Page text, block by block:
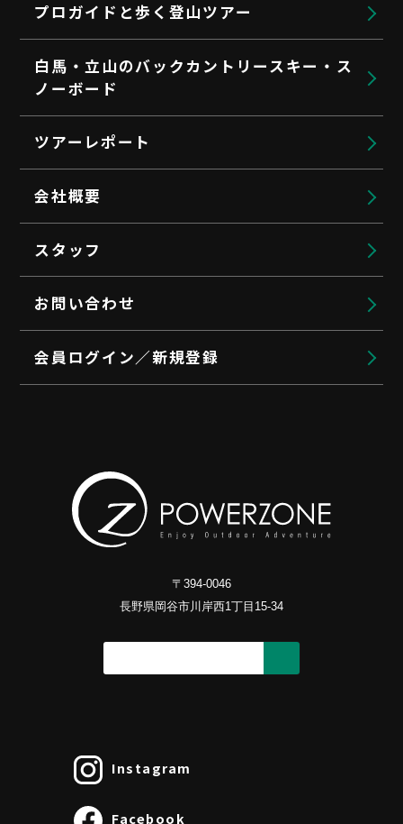
プロガイドと歩く登山ツアー
白馬・立山のバックカントリースキー・ス
ノーボード
ツアーレポート
会社概要
スタッフ
お問い合わせ
会員ログイン／新規登録
〒394-0046
長野県岡谷市川岸西1丁目15-34
Instagram
Facebook